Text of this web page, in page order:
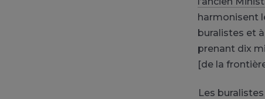
harmonisent
buralistes et
prenant dix
[de la
Les